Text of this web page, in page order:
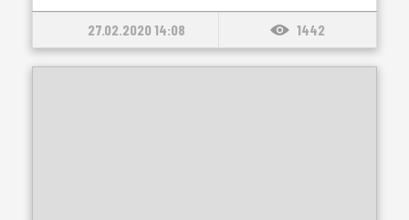
27.02.2020 14:08 1442